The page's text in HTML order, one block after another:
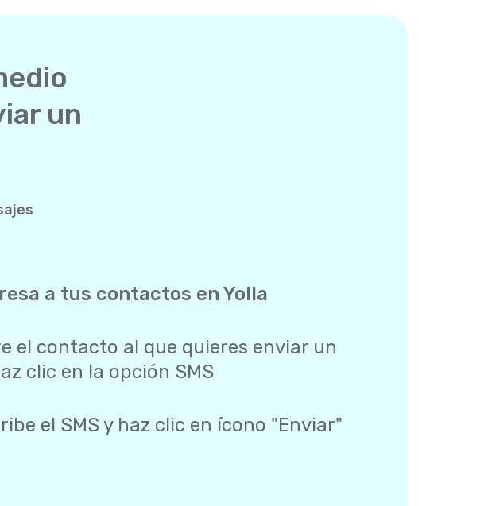
un
a tus contactos en Yolla
el contacto al que quieres enviar un
clic en la opción SMS
el SMS y haz clic en ícono "Enviar"